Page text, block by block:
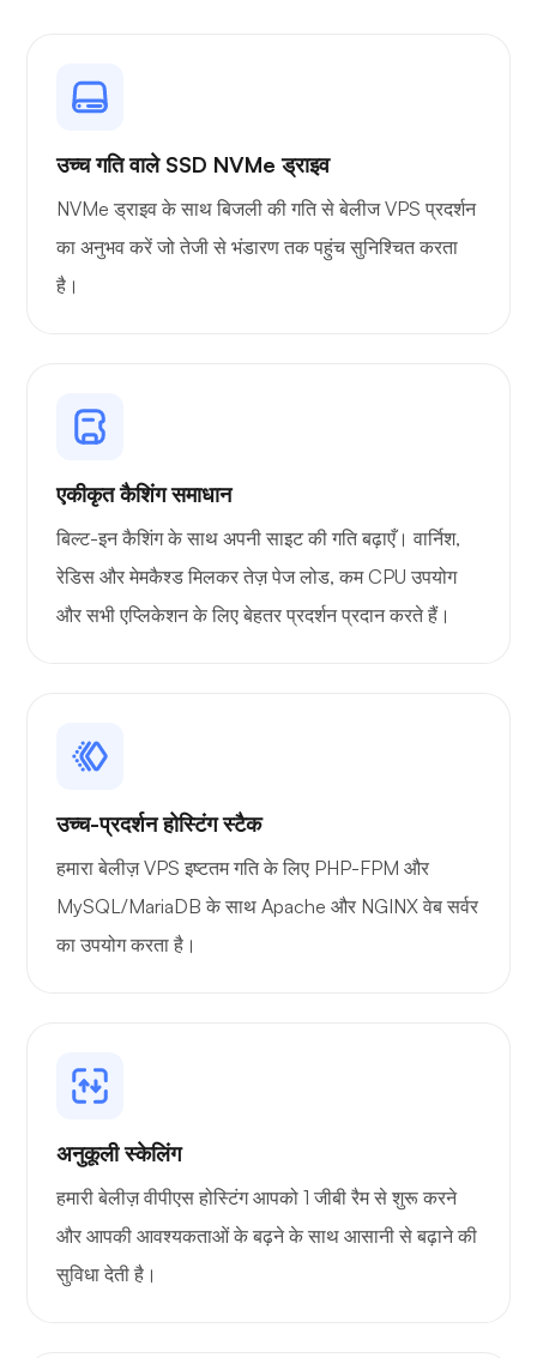
उच्च गति वाले SSD NVMe ड्राइव
NVMe ड्राइव के साथ बिजली की गति से बेलीज VPS प्रदर्शन
का अनुभव करें जो तेजी से भंडारण तक पहुंच सुनिश्चित करता
है।
एकीकृत कैशिंग समाधान
बिल्ट-इन कैशिंग के साथ अपनी साइट की गति बढ़ाएँ। वार्निश,
रेडिस और मेमकैश्ड मिलकर तेज़ पेज लोड, कम CPU उपयोग
और सभी एप्लिकेशन के लिए बेहतर प्रदर्शन प्रदान करते हैं।
उच्च-प्रदर्शन होस्टिंग स्टैक
हमारा बेलीज़ VPS इष्टतम गति के लिए PHP-FPM और
MySQL/MariaDB के साथ Apache और NGINX वेब सर्वर
का उपयोग करता है।
अनुकूली स्केलिंग
हमारी बेलीज़ वीपीएस होस्टिंग आपको 1 जीबी रैम से शुरू करने
और आपकी आवश्यकताओं के बढ़ने के साथ आसानी से बढ़ाने की
सुविधा देती है।